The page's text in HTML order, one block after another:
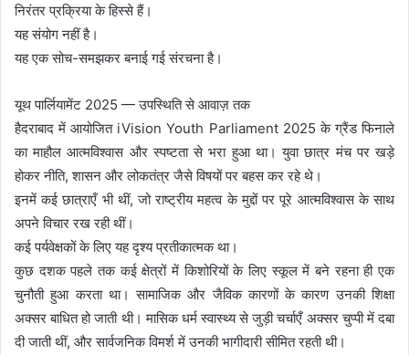
निरंतर प्रक्रिया के हिस्से हैं।
यह संयोग नहीं है।
यह एक सोच-समझकर बनाई गई संरचना है।
यूथ पार्लियामेंट 2025 — उपस्थिति से आवाज़ तक
हैदराबाद में आयोजित iVision Youth Parliament 2025 के ग्रैंड फिनाले
का माहौल आत्मविश्वास और स्पष्टता से भरा हुआ था। युवा छात्र मंच पर खड़े
होकर नीति, शासन और लोकतंत्र जैसे विषयों पर बहस कर रहे थे।
इनमें कई छात्राएँ भी थीं, जो राष्ट्रीय महत्व के मुद्दों पर पूरे आत्मविश्वास के साथ
अपने विचार रख रही थीं।
कई पर्यवेक्षकों के लिए यह दृश्य प्रतीकात्मक था।
कुछ दशक पहले तक कई क्षेत्रों में किशोरियों के लिए स्कूल में बने रहना ही एक
चुनौती हुआ करता था। सामाजिक और जैविक कारणों के कारण उनकी शिक्षा
अक्सर बाधित हो जाती थी। मासिक धर्म स्वास्थ्य से जुड़ी चर्चाएँ अक्सर चुप्पी में दबा
दी जाती थीं, और सार्वजनिक विमर्श में उनकी भागीदारी सीमित रहती थी।